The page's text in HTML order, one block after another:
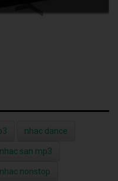
nhac dance
nhac san mp3
nhac nonstop